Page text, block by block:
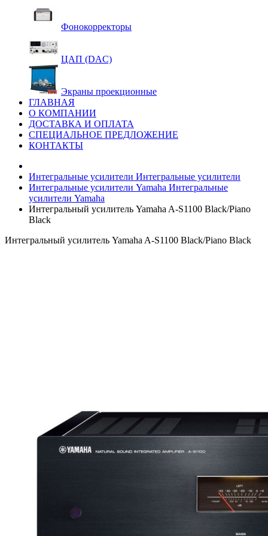
Фонокорректоры
ЦАП (DAC)
Экраны проекционные
ГЛАВНАЯ
О КОМПАНИИ
ДОСТАВКА И ОПЛАТА
СПЕЦИАЛЬНОЕ ПРЕДЛОЖЕНИЕ
КОНТАКТЫ
Интегральные усилители Интегральные усилители
Интегральные усилители Yamaha Интегральные
усилители Yamaha
Интегральный усилитель Yamaha A-S1100 Black/Piano
Black
Интегральный усилитель Yamaha A-S1100 Black/Piano Black